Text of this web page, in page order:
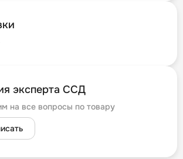
эксперта ССД
на все вопросы по товару